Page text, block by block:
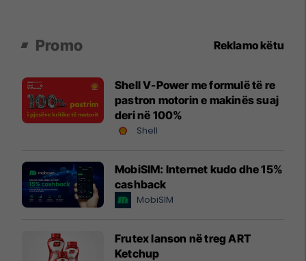
Promo Reklamo këtu
Shell V-Power me formulë të re
pastron motorin e makinës suaj
deri në 100%
Shell
MobiSIM: Internet kudo dhe 15%
cashback
MobiSIM
Frutex lanson në treg ART
Ketchup